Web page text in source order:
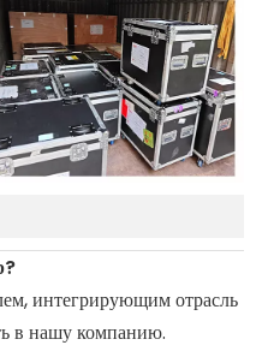
интегрирующим отрасль
в нашу компанию.